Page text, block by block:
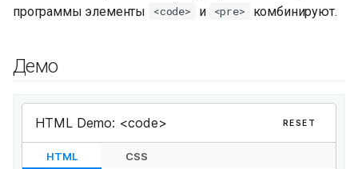
с
программы элементы
<code> и <pre> комбинируют.
Демо